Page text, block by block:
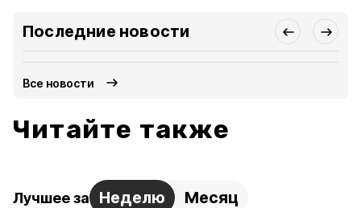
Последние новости
Все новости
Читайте также
Лучшее за Неделю Месяц